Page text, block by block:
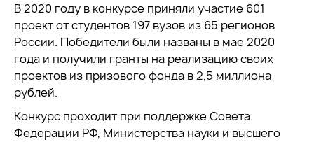
В 2020 году в конкурсе приняли участие 601
проект от студентов 197 вузов из 65 регионов
России. Победители были названы в мае 2020
года и получили гранты на реализацию своих
проектов из призового фонда в 2,5 миллиона
рублей.
Конкурс проходит при поддержке Совета
Федерации РФ, Министерства науки и высшего